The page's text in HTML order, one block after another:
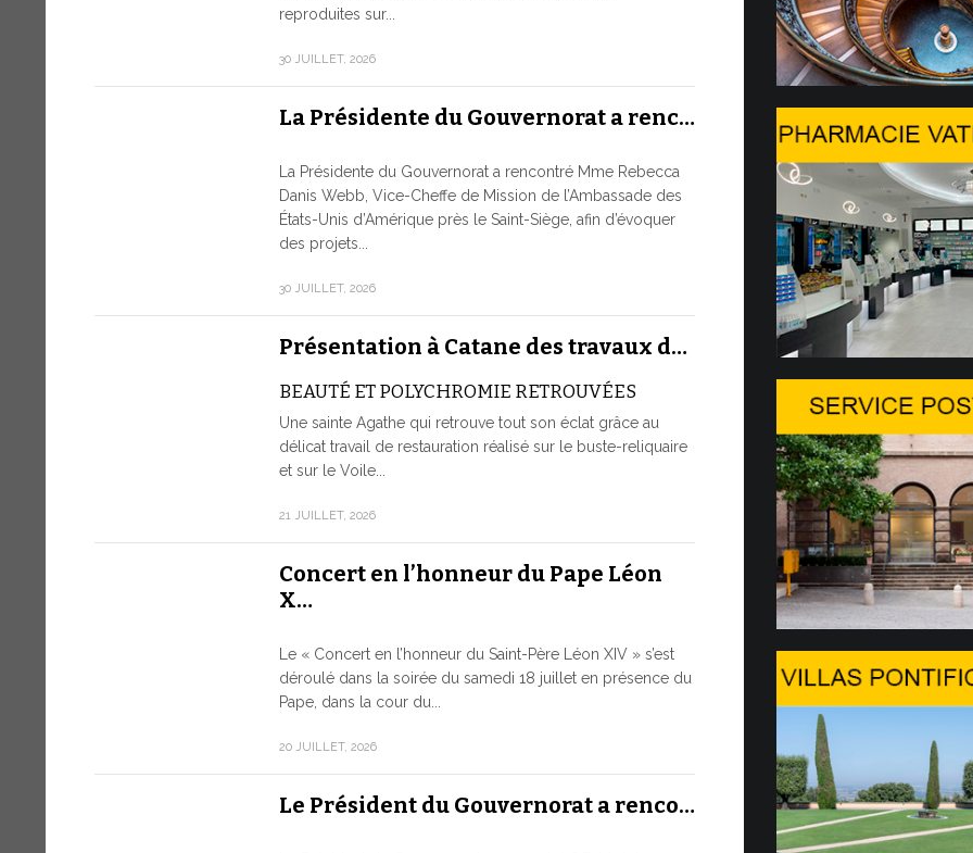
reproduites sur...
30 JUILLET, 2026
La Présidente du Gouvernorat a renc…
La Présidente du Gouvernorat a rencontré Mme Rebecca
Danis Webb, Vice-Cheffe de Mission de l’Ambassade des
États-Unis d’Amérique près le Saint-Siège, afin d’évoquer
des projets...
30 JUILLET, 2026
Présentation à Catane des travaux d…
BEAUTÉ ET POLYCHROMIE RETROUVÉES
Une sainte Agathe qui retrouve tout son éclat grâce au
délicat travail de restauration réalisé sur le buste-reliquaire
et sur le Voile...
21 JUILLET, 2026
Concert en l’honneur du Pape Léon
X…
Le « Concert en l’honneur du Saint-Père Léon XIV » s’est
déroulé dans la soirée du samedi 18 juillet en présence du
Pape, dans la cour du...
20 JUILLET, 2026
Le Président du Gouvernorat a renco…
du Service
10 JUILLET,
Table
Moment
ronde...
Genèv…
LA
À L’ÈRE
Dans le
Genève,
9 JUILLET, 2026
Le
et…
LE
Le Pape
ainsi que
cette...